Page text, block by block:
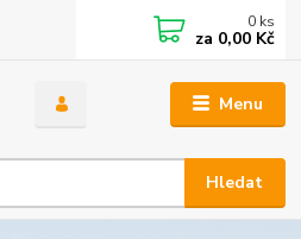
Menu
Hledat
0 ks
za 0,00 Kč